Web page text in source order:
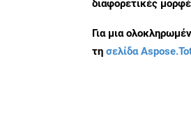
διαφορετικές
Για μια
τη σελίδα